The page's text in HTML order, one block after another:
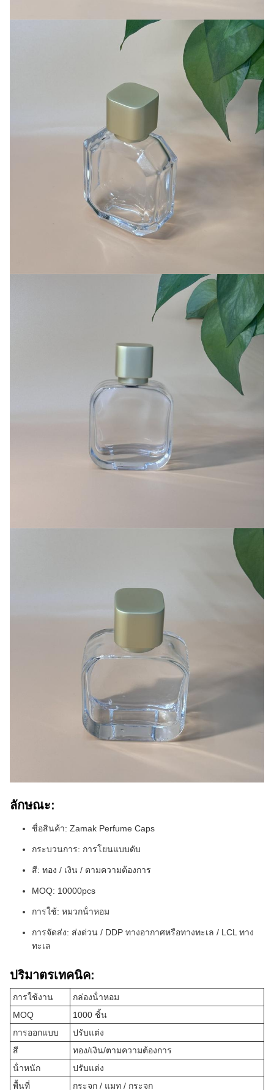
ลักษณะ:
ชื่อสินค้า: Zamak Perfume Caps
กระบวนการ: การโยนแบบดับ
สี: ทอง / เงิน / ตามความต้องการ
MOQ: 10000pcs
การใช้: หมวกน้ําหอม
การจัดส่ง: ส่งด่วน / DDP ทางอากาศหรือทางทะเล / LCL ทาง
ทะเล
ปริมาตรเทคนิค:
การใช้งาน
กล่องน้ําหอม
MOQ
1000 ชิ้น
การออกแบบ
ปรับแต่ง
สี
ทอง/เงิน/ตามความต้องการ
น้ําหนัก
ปรับแต่ง
พื้นที่
กระจก / แมท / กระจก